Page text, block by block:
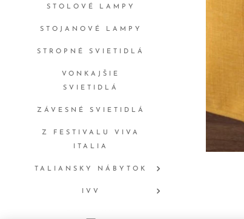
STOLOVÉ LAMPY
STOJANOVÉ LAMPY
STROPNÉ SVIETIDLÁ
VONKAJŠIE
SVIETIDLÁ
ZÁVESNÉ SVIETIDLÁ
Z FESTIVALU VIVA
ITALIA
TALIANSKY NÁBYTOK
IVV